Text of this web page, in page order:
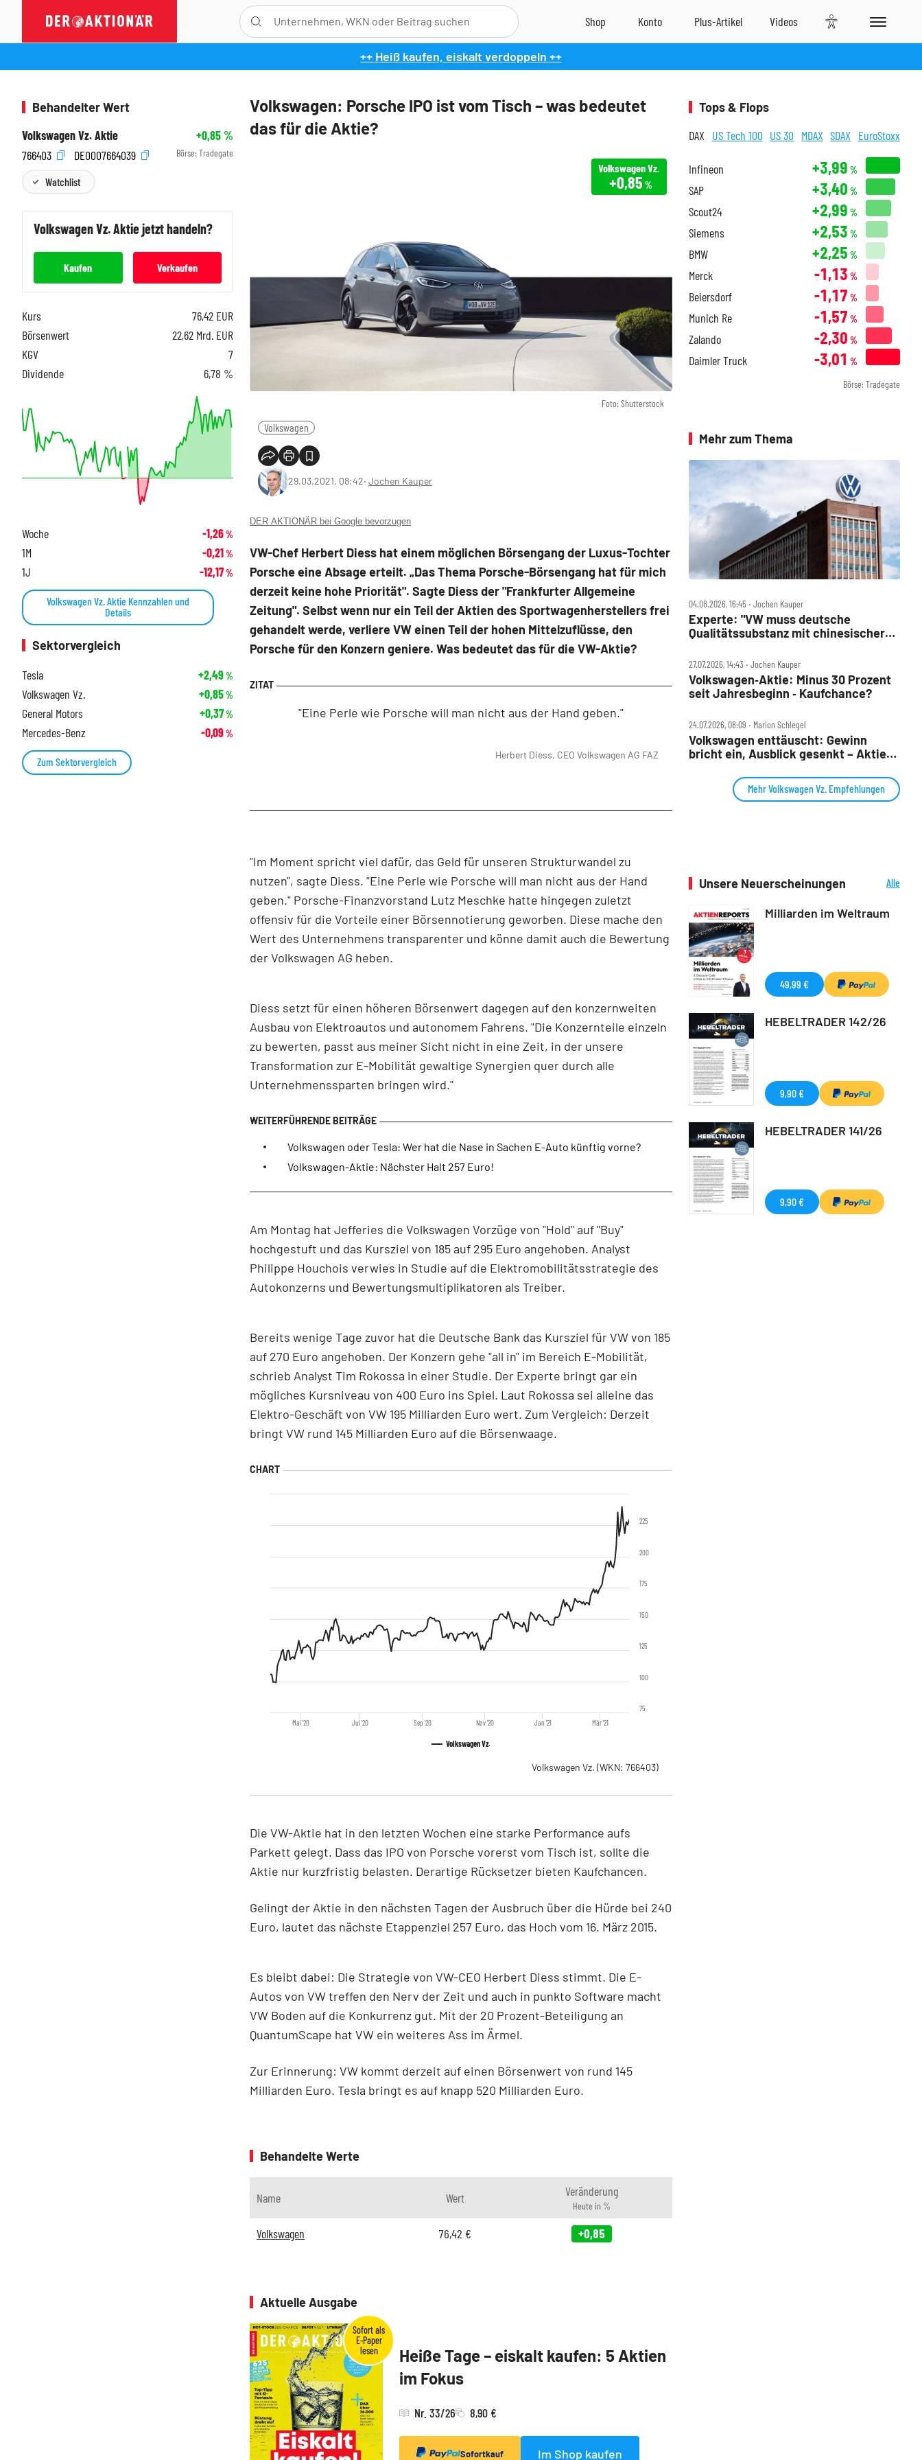
++ Heiß kaufen, eiskalt verdoppeln ++
Volkswagen: Porsche IPO ist vom Tisch – was bedeutet
das für die Aktie?
Foto: Shutterstock
Volkswagen Vz.
+0,85 %
Volkswagen
29.03.2021, 08:42‧ Jochen Kauper
DER AKTIONÄR bei Google bevorzugen
VW-Chef Herbert Diess hat einem möglichen Börsengang der Luxus-Tochter
Porsche eine Absage erteilt. „Das Thema Porsche-Börsengang hat für mich
derzeit keine hohe Priorität". Sagte Diess der "Frankfurter Allgemeine
Zeitung". Selbst wenn nur ein Teil der Aktien des Sportwagenherstellers frei
gehandelt werde, verliere VW einen Teil der hohen Mittelzuflüsse, den
Porsche für den Konzern geniere. Was bedeutet das für die VW-Aktie?
"Eine Perle wie Porsche will man nicht aus der Hand geben."
Herbert Diess, CEO Volkswagen AG FAZ
"Im Moment spricht viel dafür, das Geld für unseren Strukturwandel zu
nutzen", sagte Diess. "Eine Perle wie Porsche will man nicht aus der Hand
geben." Porsche-Finanzvorstand Lutz Meschke hatte hingegen zuletzt
offensiv für die Vorteile einer Börsennotierung geworben. Diese mache den
Wert des Unternehmens transparenter und könne damit auch die Bewertung
der Volkswagen AG heben.
Diess setzt für einen höheren Börsenwert dagegen auf den konzernweiten
Ausbau von Elektroautos und autonomem Fahrens. "Die Konzernteile einzeln
zu bewerten, passt aus meiner Sicht nicht in eine Zeit, in der unsere
Transformation zur E-Mobilität gewaltige Synergien quer durch alle
Unternehmenssparten bringen wird."
Volkswagen oder Tesla: Wer hat die Nase in Sachen E-Auto künftig vorne?
Volkswagen-Aktie: Nächster Halt 257 Euro!
Am Montag hat Jefferies die Volkswagen Vorzüge von "Hold" auf "Buy"
hochgestuft und das Kursziel von 185 auf 295 Euro angehoben. Analyst
Philippe Houchois verwies in Studie auf die Elektromobilitätsstrategie des
Autokonzerns und Bewertungsmultiplikatoren als Treiber.
Bereits wenige Tage zuvor hat die Deutsche Bank das Kursziel für VW von 185
auf 270 Euro angehoben. Der Konzern gehe "all in" im Bereich E-Mobilität,
schrieb Analyst Tim Rokossa in einer Studie. Der Experte bringt gar ein
mögliches Kursniveau von 400 Euro ins Spiel. Laut Rokossa sei alleine das
Elektro-Geschäft von VW 195 Milliarden Euro wert. Zum Vergleich: Derzeit
bringt VW rund 145 Milliarden Euro auf die Börsenwaage.
Volkswagen Vz.
Mai '20 Jul '20 Sep '20 Nov '20 Jan '21 Mär '21
75
100
125
150
175
200
225
Volkswagen Vz. (WKN: 766403)
Die VW-Aktie hat in den letzten Wochen eine starke Performance aufs
Parkett gelegt. Dass das IPO von Porsche vorerst vom Tisch ist, sollte die
Aktie nur kurzfristig belasten. Derartige Rücksetzer bieten Kaufchancen.
Gelingt der Aktie in den nächsten Tagen der Ausbruch über die Hürde bei 240
Euro, lautet das nächste Etappenziel 257 Euro, das Hoch vom 16. März 2015.
Es bleibt dabei: Die Strategie von VW-CEO Herbert Diess stimmt. Die E-
Autos von VW treffen den Nerv der Zeit und auch in punkto Software macht
VW Boden auf die Konkurrenz gut. Mit der 20 Prozent-Beteiligung an
QuantumScape hat VW ein weiteres Ass im Ärmel.
Zur Erinnerung: VW kommt derzeit auf einen Börsenwert von rund 145
Milliarden Euro. Tesla bringt es auf knapp 520 Milliarden Euro.
Behandelte Werte
Name Wert Veränderung
Heute in %
Volkswagen 76,42 € +0,85
Aktuelle Ausgabe
Heiße Tage – eiskalt kaufen: 5 Aktien
im Fokus
Nr. 33/26 8,90 €
Sofortkauf Im Shop kaufen
Behandelter Wert
Volkswagen Vz. Aktie
+0,85%
766403
DE0007664039 Börse: Tradegate
Watchlist
Volkswagen Vz.Aktie jetzt handeln?
Kaufen Verkaufen
Kurs 76,42 EUR
Börsenwert
22,62 Mrd. EUR
KGV
7
Dividende
6,78 %
Woche -1,26%
1M -0,21%
1J -12,17%
Volkswagen Vz. Aktie Kennzahlen und
Details
Sektorvergleich
Tesla
+2,49%
Volkswagen Vz. +0,85%
General Motors +0,37%
Mercedes-Benz -0,09%
Zum Sektorvergleich
Tops & Flops
DAX US Tech 100 US 30 MDAX SDAX EuroStoxx
Infineon +3,99 %
SAP +3,40 %
Scout24 +2,99 %
Siemens +2,53 %
BMW +2,25 %
Merck -1,13 %
Beiersdorf -1,17 %
Munich Re -1,57 %
Zalando -2,30 %
Daimler Truck -3,01 %
Börse: Tradegate
Mehr zum Thema
04.08.2026, 16:45 ‧ Jochen Kauper
Experte: "VW muss deutsche
Qualitätssubstanz mit chinesischer
verbinden"
27.07.2026, 14:43 ‧ Jochen Kauper
Volkswagen‑Aktie: Minus 30 Prozent
seit Jahresbeginn ‑ Kaufchance?
24.07.2026, 08:09 ‧ Marion Schlegel
Volkswagen enttäuscht: Gewinn
bricht ein, Ausblick gesenkt – Aktie
Mehr Volkswagen Vz. Empfehlungen
Unsere Neuerscheinungen
Alle
Milliarden im Weltraum
49,99 €
HEBELTRADER 142/26
9,90 €
HEBELTRADER 141/26
9,90 €